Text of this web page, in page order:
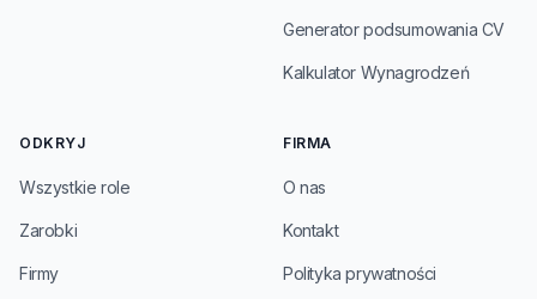
Generator podsumowania CV
Kalkulator Wynagrodzeń
ODKRYJ
Wszystkie role
Zarobki
Firmy
FIRMA
O nas
Kontakt
Polityka prywatności